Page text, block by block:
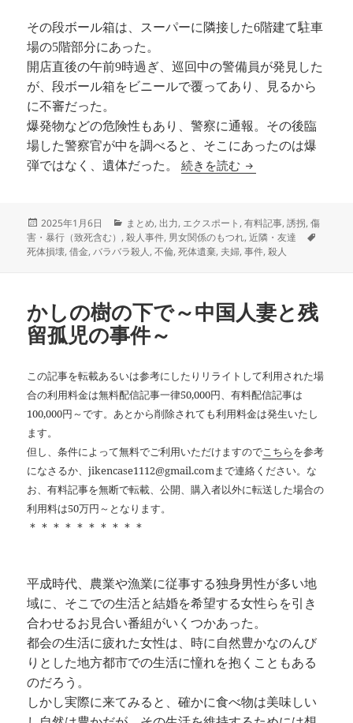
その段ボール箱は、スーパーに隣接した6階建て駐車
場の5階部分にあった。
開店直後の午前9時過ぎ、巡回中の警備員が発見した
が、段ボール箱をビニールで覆ってあり、見るから
に不審だった。
爆発物などの危険性もあり、警察に通報。その後臨
場した警察官が中を調べると、そこにあったのは爆
弾ではなく、遺体だった。
続きを読む 片隅の記録〜三面
投
稿
日:
2025年1月6日
カ
テ
ゴ
まとめ,出力, エクスポート ,有料記事,誘拐,傷
害・暴行（致死含む） ,殺人事件, 男女関係のもつれ,近隣・友達
死体損壊,借金,バラバラ殺人,不倫,死体遺棄, 夫婦,事件,殺人
かしの樹の下で～中国人妻と残
留孤児の事件～
この記事を転載あるいは参考にしたりリライトして利用された場
合の利用料金は無料配信記事一律50,000円、有料配信記事は
100,000円～です。あとから削除されても利用料金は発生いたし
ます。
但し、条件によって無料でご利用いただけますのでこちらを参考
になさるか、jikencase1112@gmail.comまで連絡ください。な
お、有料記事を無断で転載、公開、購入者以外に転送した場合の
利用料は50万円～となります。
＊＊＊＊＊＊＊＊＊＊
平成時代、農業や漁業に従事する独身男性が多い地
域に、そこでの生活と結婚を希望する女性らを引き
合わせるお見合い番組がいくつかあった。
都会の生活に疲れた女性は、時に自然豊かなのんび
りとした地方都市での生活に憧れを抱くこともある
のだろう。
しかし実際に来てみると、確かに食べ物は美味しい